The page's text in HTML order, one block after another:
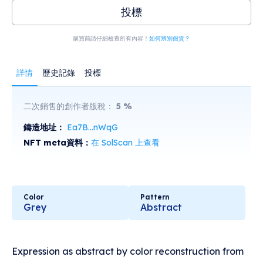
投標
購買前請仔細檢查所有內容！ 如何辨別假貨？
詳情 歷史記錄 投標
二次銷售的創作者版稅： 5 %
鑄造地址： Ea7B...nWqG
NFT meta資料： 在 SolScan 上查看
Color
Grey
Pattern
Abstract
Expression as abstract by color reconstruction from